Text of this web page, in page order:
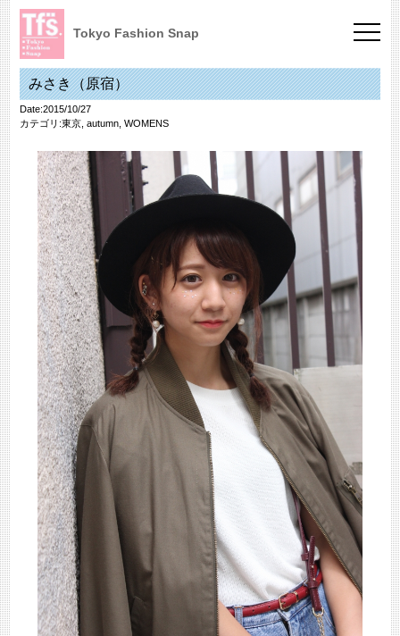
Tokyo Fashion Snap
みさき（原宿）
Date:2015/10/27
カテゴリ:東京, autumn, WOMENS